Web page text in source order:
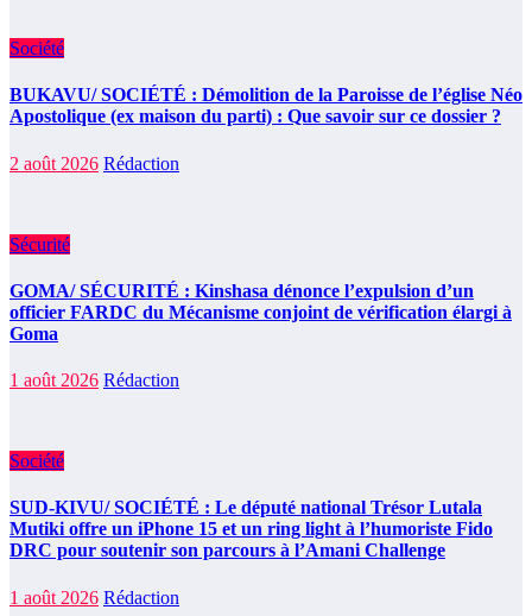
Société
BUKAVU/ SOCIÉTÉ : Démolition de la Paroisse de l’église Néo
Apostolique (ex maison du parti) : Que savoir sur ce dossier ?
2 août 2026 Rédaction
Sécurité
GOMA/ SÉCURITÉ : Kinshasa dénonce l’expulsion d’un
officier FARDC du Mécanisme conjoint de vérification élargi à
Goma
1 août 2026 Rédaction
Société
SUD-KIVU/ SOCIÉTÉ : Le député national Trésor Lutala
Mutiki offre un iPhone 15 et un ring light à l’humoriste Fido
DRC pour soutenir son parcours à l’Amani Challenge
1 août 2026 Rédaction